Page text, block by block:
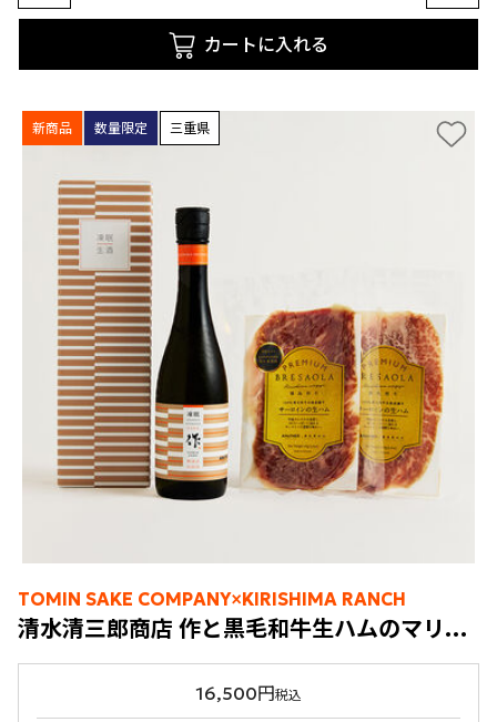
カートに入れる
新商品 数量限定 三重県
TOMIN SAKE COMPANY×KIRISHIMA RANCH
清水清三郎商店 作と黒毛和牛生ハムのマリアージュセット
16,500円税込